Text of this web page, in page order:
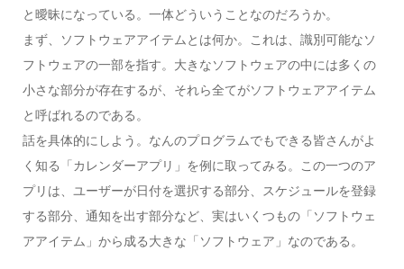
と曖昧になっている。一体どういうことなのだろうか。
まず、ソフトウェアアイテムとは何か。これは、識別可能なソ
フトウェアの一部を指す。大きなソフトウェアの中には多くの
小さな部分が存在するが、それら全てがソフトウェアアイテム
と呼ばれるのである。
話を具体的にしよう。なんのプログラムでもできる皆さんがよ
く知る「カレンダーアプリ」を例に取ってみる。この一つのア
プリは、ユーザーが日付を選択する部分、スケジュールを登録
する部分、通知を出す部分など、実はいくつもの「ソフトウェ
アアイテム」から成る大きな「ソフトウェア」なのである。